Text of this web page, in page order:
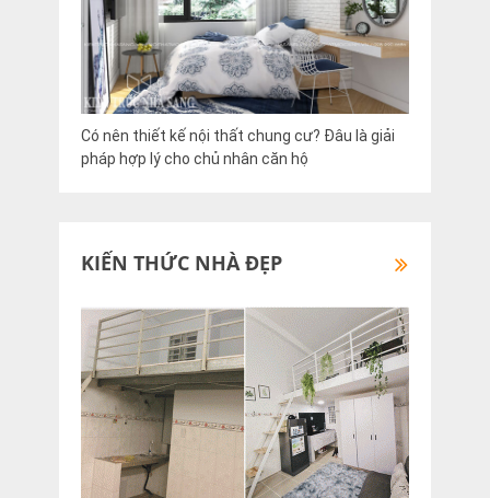
Có nên thiết kế nội thất chung cư? Đâu là giải
pháp hợp lý cho chủ nhân căn hộ
KIẾN THỨC NHÀ ĐẸP